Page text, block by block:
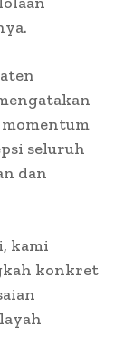
seluruh
dan
kami
konkret